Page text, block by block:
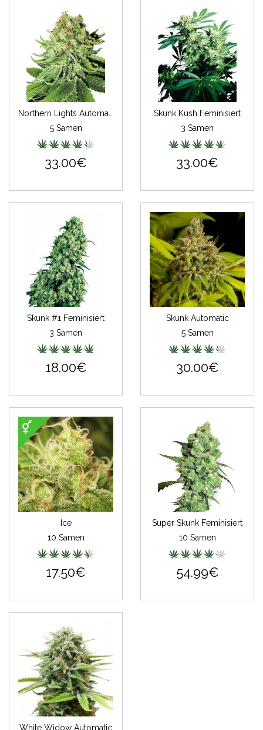
5 Samen
33.00€
Skunk Kush Feminisiert
3 Samen
33.00€
Skunk #1 Feminisiert
3 Samen
18.00€
Skunk Automatic
5 Samen
30.00€
Ice
10 Samen
17.50€
Super Skunk Feminisiert
10 Samen
54.99€
White Widow Automatic